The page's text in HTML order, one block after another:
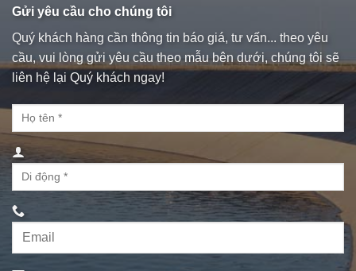
Gửi yêu cầu cho chúng tôi
Quý khách hàng cần thông tin báo giá, tư vấn... theo yêu
cầu, vui lòng gửi yêu cầu theo mẫu bên dưới, chúng tôi sẽ
liên hệ lại Quý khách ngay!